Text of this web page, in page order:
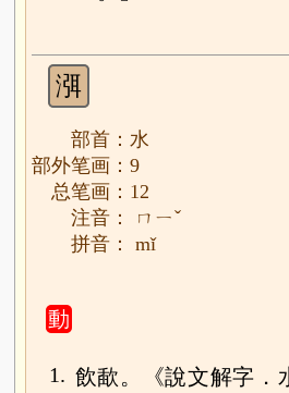
渳
部首：水
部外笔画：9
总笔画：12
注音： ㄇㄧˇ
拼音： mǐ
動
1. 飲歃。《說文解字．